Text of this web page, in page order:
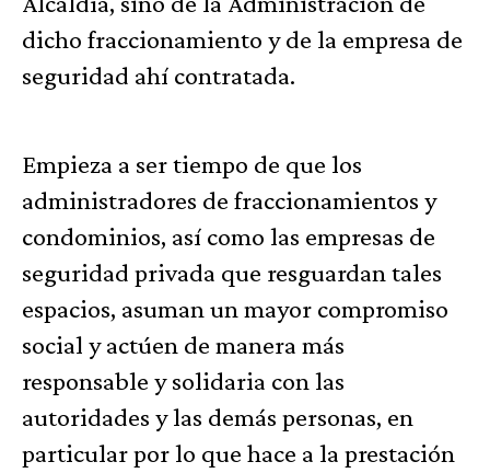
dicho fraccionamiento y de la empresa de
seguridad ahí contratada.
Empieza a ser tiempo de que los
administradores de fraccionamientos y
condominios, así como las empresas de
seguridad privada que resguardan tales
espacios, asuman un mayor compromiso
social y actúen de manera más
responsable y solidaria con las
autoridades y las demás personas, en
particular por lo que hace a la prestación